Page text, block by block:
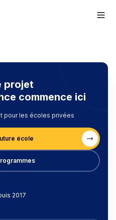
projet
commence ici
pour les écoles privées
école
2017